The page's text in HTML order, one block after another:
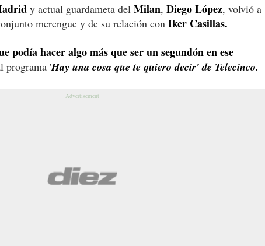
y actual guardameta del Milan, Diego López, volvió a
merengue y de su relación con Iker Casillas.
podía hacer algo más que ser un segundón en ese
programa 'Hay una cosa que te quiero decir' de Telecinco.